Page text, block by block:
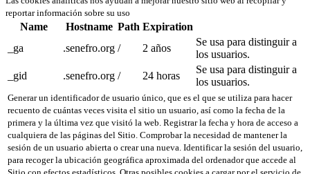
reportar información sobre su uso
Name Hostname Path Expiration
_ga
.senefro.org / 2 años
Se usa para distinguir a
los usuarios.
_gid
.senefro.org / 24 horas
Se usa para distinguir a
los usuarios.
Generar un identificador de usuario único, que es el que se utiliza para hacer
recuento de cuántas veces visita el sitio un usuario, así como la fecha de la
primera y la última vez que visitó la web. Registrar la fecha y hora de acceso a
cualquiera de las páginas del Sitio. Comprobar la necesidad de mantener la
sesión de un usuario abierta o crear una nueva. Identificar la sesión del usuario,
para recoger la ubicación geográfica aproximada del ordenador que accede al